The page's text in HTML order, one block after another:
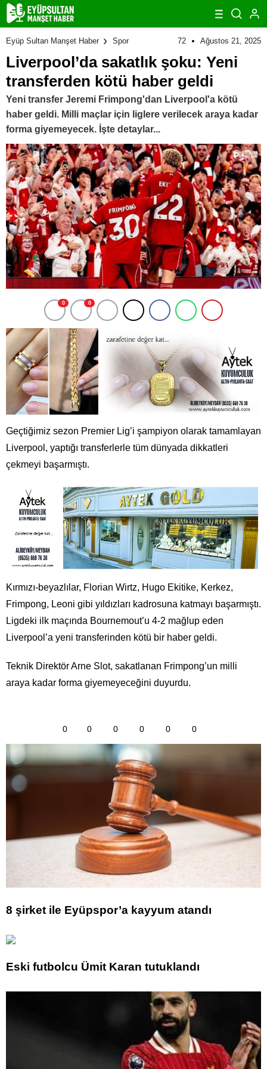
Eyüp Sultan Manşet Haber Spor 72 Ağustos 21, 2025
Liverpool’da sakatlık şoku: Yeni
transferden kötü haber geldi
Yeni transfer Jeremi Frimpong'dan Liverpool'a kötü
haber geldi. Milli maçlar için liglere verilecek araya kadar
forma giyemeyecek. İşte detaylar...
0 0
Geçtiğimiz sezon Premier Lig’i şampiyon olarak tamamlayan
Liverpool, yaptığı transferlerle tüm dünyada dikkatleri
çekmeyi başarmıştı.
Kırmızı-beyazlılar, Florian Wirtz, Hugo Ekitike, Kerkez,
Frimpong, Leoni gibi yıldızları kadrosuna katmayı başarmıştı.
Ligdeki ilk maçında Bournemout’u 4-2 mağlup eden
Liverpool’a yeni transferinden kötü bir haber geldi.
Teknik Direktör Arne Slot, sakatlanan Frimpong’un milli
araya kadar forma giyemeyeceğini duyurdu.
0 0 0 0 0 0
8 şirket ile Eyüpspor’a kayyum atandı
Eski futbolcu Ümit Karan tutuklandı